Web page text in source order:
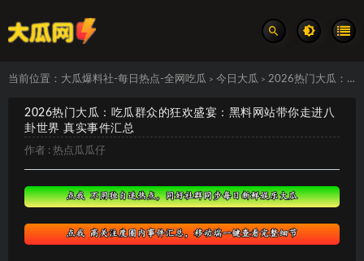
当前位置： 大瓜爆料社-每日热点-全网吃瓜 > 今日大瓜 > 2026热门大瓜：吃瓜群众的狂欢盛宴：黑料网站带你走进八卦世界 真实事件汇总
2026热门大瓜：吃瓜群众的狂欢盛宴：黑料网站带你走进八
卦世界 真实事件汇总
作者 : 热点瓜瓜仔